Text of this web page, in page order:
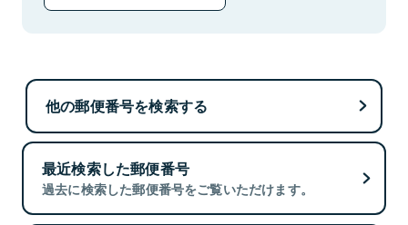
他の郵便番号を検索する
最近検索した郵便番号
過去に検索した郵便番号をご覧いただけます。